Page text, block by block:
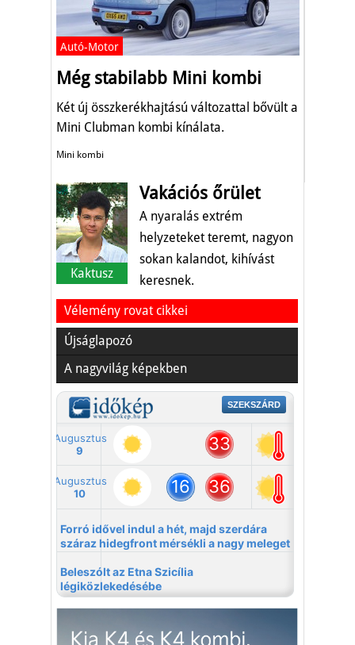
Autó-Motor
Még stabilabb Mini kombi
Két új összkerékhajtású változattal bővült a
Mini Clubman kombi kínálata.
Mini kombi
Kaktusz
Vakációs őrület
A nyaralás extrém
helyzeteket teremt, nagyon
sokan kalandot, kihívást
keresnek.
Vélemény rovat cikkei
Újságlapozó
A nagyvilág képekben